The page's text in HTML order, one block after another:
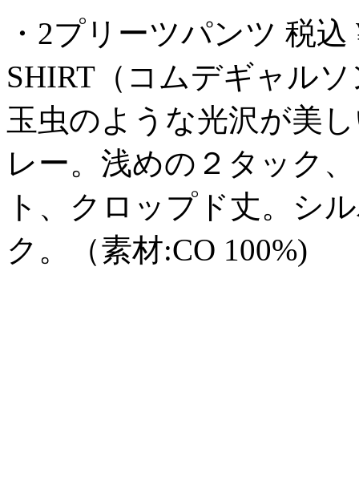
・2プリーツパンツ 税込
SHIRT（コムデギャル
玉虫のような光沢が美
レー。浅めの２タック
ト、クロップド丈。シ
ク。（素材:CO 100%)